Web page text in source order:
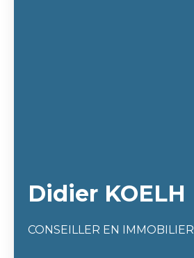
Didier KOELH
CONSEILLER EN IMMOBILIER